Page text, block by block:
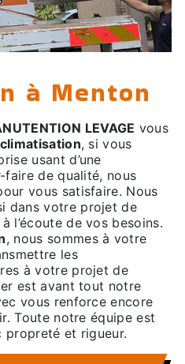
à Menton
LEVAGE vous
climatisation, si vous
usant d’une
faire de qualité, nous
vous satisfaire. Nous
dans votre projet de
l’écoute de vos besoins.
, nous sommes à votre
les
à votre projet de
est avant tout notre
vous renforce encore
Toute notre équipe est
et rigueur.